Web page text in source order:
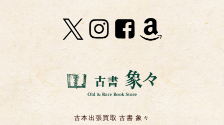
古本出張買取 古書 象々